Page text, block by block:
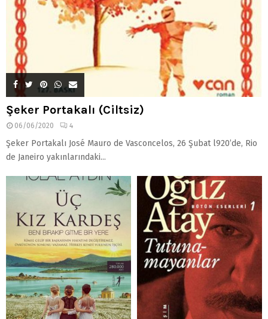
Şeker Portakalı (Ciltsiz)
06/06/2020 4
Şeker Portakalı José Mauro de Vasconcelos, 26 Şubat l920’de, Rio
de Janeiro yakınlarındaki...